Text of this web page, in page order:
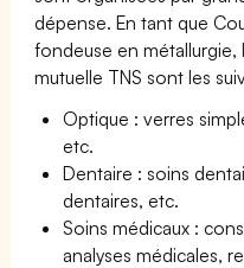
dépense. En tant que
fondeuse en métallurgie,
mutuelle TNS sont les
Optique : verres
etc.
Dentaire : soins
dentaires, etc.
Soins médicaux :
analyses médicales,